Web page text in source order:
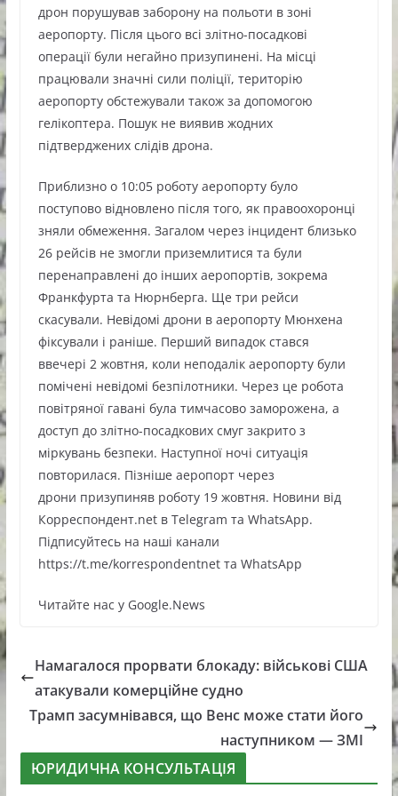
дрон порушував заборону на польоти в зоні
аеропорту. Після цього всі злітно-посадкові
операції були негайно призупинені. На місці
працювали значні сили поліції, територію
аеропорту обстежували також за допомогою
гелікоптера. Пошук не виявив жодних
підтверджених слідів дрона.
Приблизно о 10:05 роботу аеропорту було
поступово відновлено після того, як правоохоронці
зняли обмеження. Загалом через інцидент близько
26 рейсів не змогли приземлитися та були
перенаправлені до інших аеропортів, зокрема
Франкфурта та Нюрнберга. Ще три рейси
скасували. Невідомі дрони в аеропорту Мюнхена
фіксували і раніше. Перший випадок стався
ввечері 2 жовтня, коли неподалік аеропорту були
помічені невідомі безпілотники. Через це робота
повітряної гавані була тимчасово заморожена, а
доступ до злітно-посадкових смуг закрито з
міркувань безпеки. Наступної ночі ситуація
повторилася. Пізніше аеропорт через
дрони призупиняв роботу 19 жовтня. Новини від
Корреспондент.net в Telegram та WhatsApp.
Підписуйтесь на наші канали
https://t.me/korrespondentnet та WhatsApp
Читайте нас у Google.News
Намагалося прорвати блокаду: військові США
атакували комерційне судно
Трамп засумнівався, що Венс може стати його
наступником — ЗМІ
ЮРИДИЧНА КОНСУЛЬТАЦІЯ